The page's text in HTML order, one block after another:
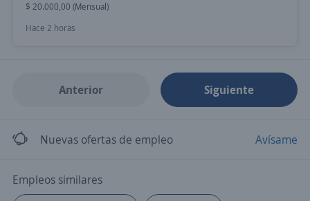
$ 20.000,00 (Mensual)
Hace 2 horas
Anterior Siguiente
Nuevas ofertas de empleo Avísame
Empleos similares